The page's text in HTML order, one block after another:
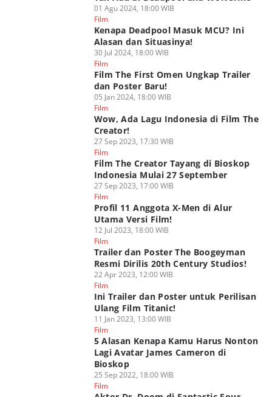
01 Agu 2024, 18:00 WIB
Film
Kenapa Deadpool Masuk MCU? Ini
Alasan dan Situasinya!
30 Jul 2024, 18:00 WIB
Film
Film The First Omen Ungkap Trailer
dan Poster Baru!
05 Jan 2024, 18:00 WIB
Film
Wow, Ada Lagu Indonesia di Film The
Creator!
27 Sep 2023, 17:30 WIB
Film
Film The Creator Tayang di Bioskop
Indonesia Mulai 27 September
27 Sep 2023, 17:00 WIB
Film
Profil 11 Anggota X-Men di Alur
Utama Versi Film!
12 Jul 2023, 18:00 WIB
Film
Trailer dan Poster The Boogeyman
Resmi Dirilis 20th Century Studios!
22 Apr 2023, 12:00 WIB
Film
Ini Trailer dan Poster untuk Perilisan
Ulang Film Titanic!
11 Jan 2023, 13:00 WIB
Film
5 Alasan Kenapa Kamu Harus Nonton
Lagi Avatar James Cameron di
Bioskop
25 Sep 2022, 18:00 WIB
Film